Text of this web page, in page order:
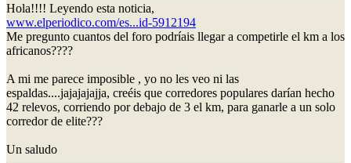
Hola!!!! Leyendo esta noticia,
www.elperiodico.com/es...id-5912194
Me pregunto cuantos del foro podríais llegar a competirle el km a los
africanos????
A mi me parece imposible , yo no les veo ni las
espaldas....jajajajajja, creéis que corredores populares darían hecho
42 relevos, corriendo por debajo de 3 el km, para ganarle a un solo
corredor de elite???
Un saludo